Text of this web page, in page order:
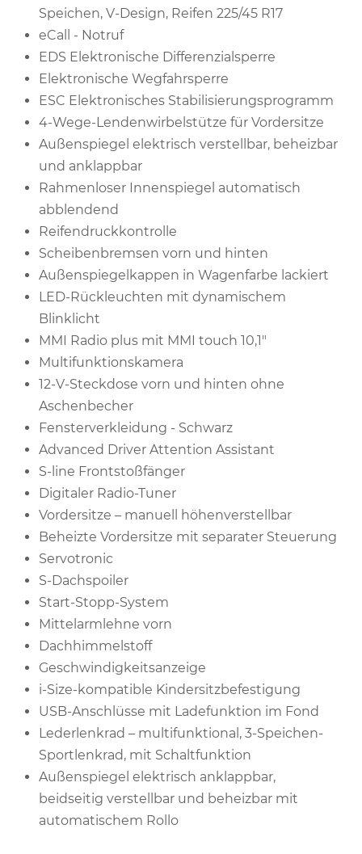
Speichen, V-Design, Reifen 225/45 R17
eCall - Notruf
EDS Elektronische Differenzialsperre
Elektronische Wegfahrsperre
ESC Elektronisches Stabilisierungsprogramm
4-Wege-Lendenwirbelstütze für Vordersitze
Außenspiegel elektrisch verstellbar, beheizbar
und anklappbar
Rahmenloser Innenspiegel automatisch
abblendend
Reifendruckkontrolle
Scheibenbremsen vorn und hinten
Außenspiegelkappen in Wagenfarbe lackiert
LED-Rückleuchten mit dynamischem
Blinklicht
MMI Radio plus mit MMI touch 10,1"
Multifunktionskamera
12-V-Steckdose vorn und hinten ohne
Aschenbecher
Fensterverkleidung - Schwarz
Advanced Driver Attention Assistant
S-line Frontstoßfänger
Digitaler Radio-Tuner
Vordersitze – manuell höhenverstellbar
Beheizte Vordersitze mit separater Steuerung
Servotronic
S-Dachspoiler
Start-Stopp-System
Mittelarmlehne vorn
Dachhimmelstoff
Geschwindigkeitsanzeige
i-Size-kompatible Kindersitzbefestigung
USB-Anschlüsse mit Ladefunktion im Fond
Lederlenkrad – multifunktional, 3-Speichen-
Sportlenkrad, mit Schaltfunktion
Außenspiegel elektrisch anklappbar,
beidseitig verstellbar und beheizbar mit
automatischem Rollo